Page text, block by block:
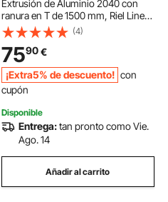
Extrusión de Aluminio 2040 con
ranura en T de 1500 mm, Riel Lineal
Anodizado de Alta Resistencia para
Impresora 3D, Máquina CNC (DIY),
Grabado Láser, Color Negro
(4)
7590€
¡Extra5% de descuento! con
cupón
Disponible
Entrega:tan pronto como Vie.
Ago. 14
Añadir al carrito